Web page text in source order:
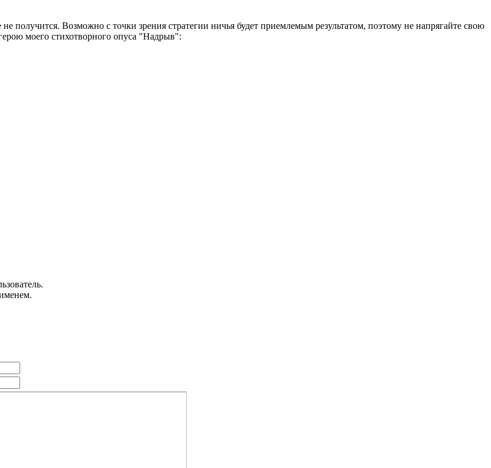
получится. Возможно с точки зрения стратегии ничья будет приемлемым результатом, поэтому не напрягайте свою
моего стихотворного опуса "Надрыв":